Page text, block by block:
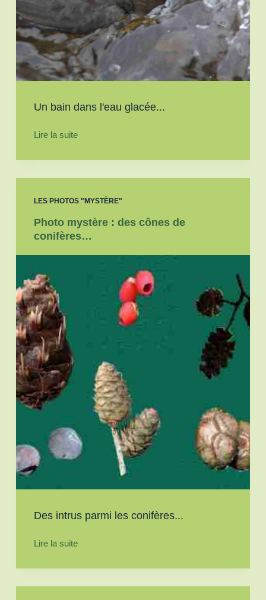
Un bain dans l'eau glacée...
Lire la suite
LES PHOTOS "MYSTÈRE"
Photo mystère : des cônes de
conifères…
Des intrus parmi les conifères...
Lire la suite